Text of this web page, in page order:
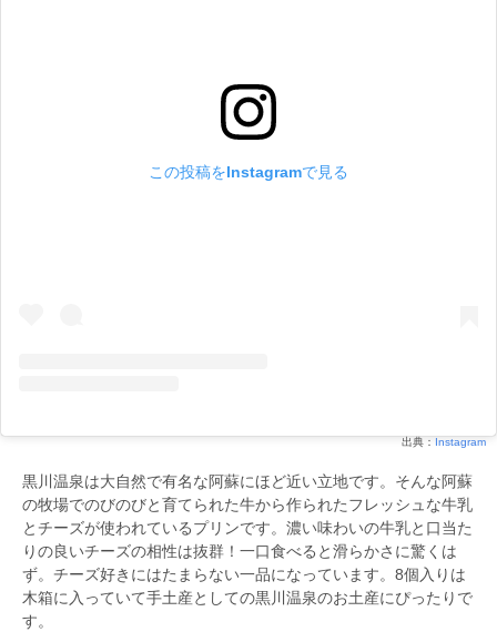
この投稿をInstagramで見る
出典： Instagram
黒川温泉は大自然で有名な阿蘇にほど近い立地です。そんな阿蘇
の牧場でのびのびと育てられた牛から作られたフレッシュな牛乳
とチーズが使われているプリンです。濃い味わいの牛乳と口当た
りの良いチーズの相性は抜群！一口食べると滑らかさに驚くは
ず。チーズ好きにはたまらない一品になっています。8個入りは
木箱に入っていて手土産としての黒川温泉のお土産にぴったりで
す。